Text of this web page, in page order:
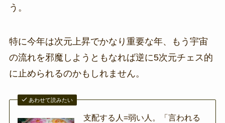
う。
特に今年は次元上昇でかなり重要な年、もう宇宙
の流れを邪魔しようともなれば逆に5次元チェス的
に止められるのかもしれません。
あわせて読みたい
支配する人=弱い人。「言われる